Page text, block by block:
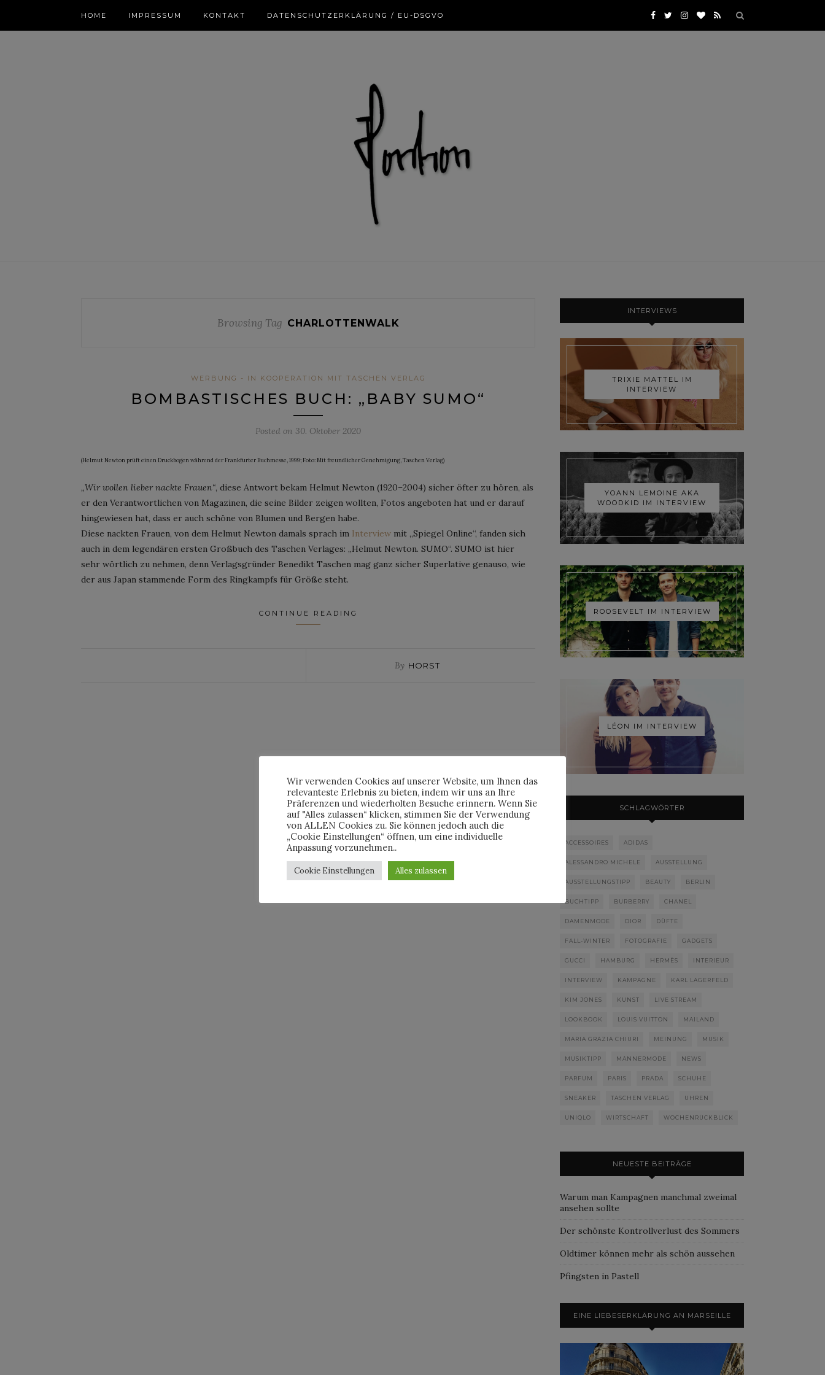
HOME IMPRESSUM KONTAKT DATENSCHUTZERKLÄRUNG / EU-DSGVO
Browsing Tag CHARLOTTENWALK
WERBUNG - IN KOOPERATION MIT TASCHEN VERLAG
BOMBASTISCHES BUCH: „BABY SUMO“
Posted on 30. Oktober 2020
(Helmut Newton prüft einen Druckbogen während der Frankfurter Buchmesse, 1999; Foto: Mit freundlicher Genehmigung, Taschen Verlag)
„Wir wollen lieber nackte Frauen“, diese Antwort bekam Helmut Newton (1920–2004) sicher öfter zu hören, als
er den Verantwortlichen von Magazinen, die seine Bilder zeigen wollten, Fotos angeboten hat und er darauf
hingewiesen hat, dass er auch schöne von Blumen und Bergen habe.
Diese nackten Frauen, von dem Helmut Newton damals sprach im Interview mit „Spiegel Online“, fanden sich
auch in dem legendären ersten Großbuch des Taschen Verlages: „Helmut Newton. SUMO“. SUMO ist hier
sehr wörtlich zu nehmen, denn Verlagsgründer Benedikt Taschen mag ganz sicher Superlative genauso, wie
der aus Japan stammende Form des Ringkampfs für Größe steht.
CONTINUE READING
By HORST
INTERVIEWS
TRIXIE MATTEL IM
INTERVIEW
YOANN LEMOINE AKA
WOODKID IM INTERVIEW
ROOSEVELT IM INTERVIEW
LÉON IM INTERVIEW
SCHLAGWÖRTER
ACCESSOIRES ADIDAS
ALESSANDRO MICHELE AUSSTELLUNG
AUSSTELLUNGSTIPP BEAUTY BERLIN
BUCHTIPP BURBERRY CHANEL
DAMENMODE DIOR DÜFTE
FALL-WINTER FOTOGRAFIE GADGETS
GUCCI HAMBURG HERMÈS INTERIEUR
INTERVIEW KAMPAGNE KARL LAGERFELD
KIM JONES KUNST LIVE STREAM
LOOKBOOK LOUIS VUITTON MAILAND
MARIA GRAZIA CHIURI MEINUNG MUSIK
MUSIKTIPP MÄNNERMODE NEWS
PARFUM PARIS PRADA SCHUHE
SNEAKER TASCHEN VERLAG UHREN
UNIQLO WIRTSCHAFT WOCHENRÜCKBLICK
NEUESTE BEITRÄGE
Warum man Kampagnen manchmal zweimal
ansehen sollte
Der schönste Kontrollverlust des Sommers
Oldtimer können mehr als schön aussehen
Pfingsten in Pastell
EINE LIEBESERKLÄRUNG AN MARSEILLE
Wir verwenden Cookies auf unserer Website, um Ihnen das
relevanteste Erlebnis zu bieten, indem wir uns an Ihre
Präferenzen und wiederholten Besuche erinnern. Wenn Sie
auf "Alles zulassen“ klicken, stimmen Sie der Verwendung
von ALLEN Cookies zu. Sie können jedoch auch die
„Cookie Einstellungen“ öffnen, um eine individuelle
Anpassung vorzunehmen..
Cookie Einstellungen Alles zulassen